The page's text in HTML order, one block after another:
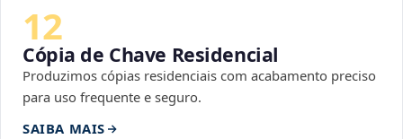
12
Cópia de Chave Residencial
Produzimos cópias residenciais com acabamento preciso
para uso frequente e seguro.
SAIBA MAIS